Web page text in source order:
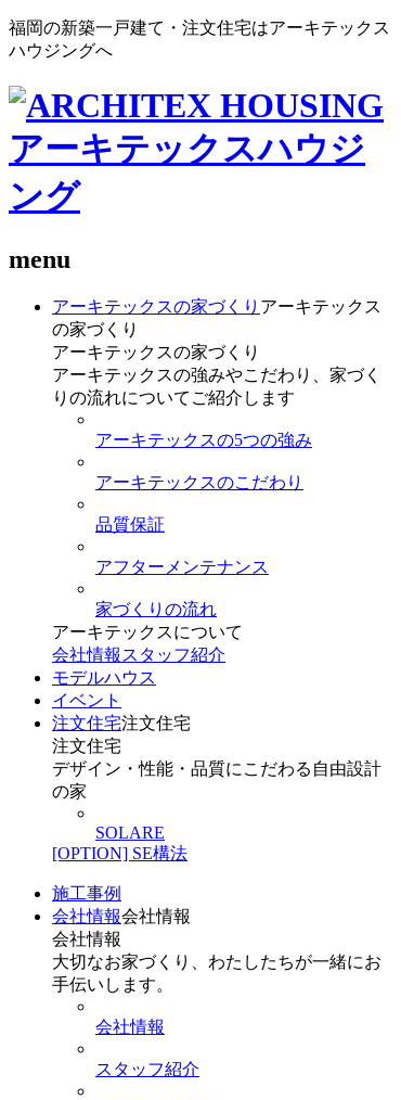
福岡の新築一戸建て・注文住宅はアーキテックス
ハウジングへ
menu
アーキテックスの家づくり アーキテックス
の家づくり
アーキテックスの家づくり
アーキテックスの強みやこだわり、家づく
りの流れについてご紹介します
アーキテックスの5つの強み
アーキテックスのこだわり
品質保証
アフターメンテナンス
家づくりの流れ
アーキテックスについて
会社情報 スタッフ紹介
モデルハウス
イベント
注文住宅注文住宅
注文住宅
デザイン・性能・品質にこだわる自由設計
の家
SOLARE
[OPTION] SE構法
施工事例
会社情報会社情報
会社情報
大切なお家づくり、わたしたちが一緒にお
手伝いします。
会社情報
スタッフ紹介